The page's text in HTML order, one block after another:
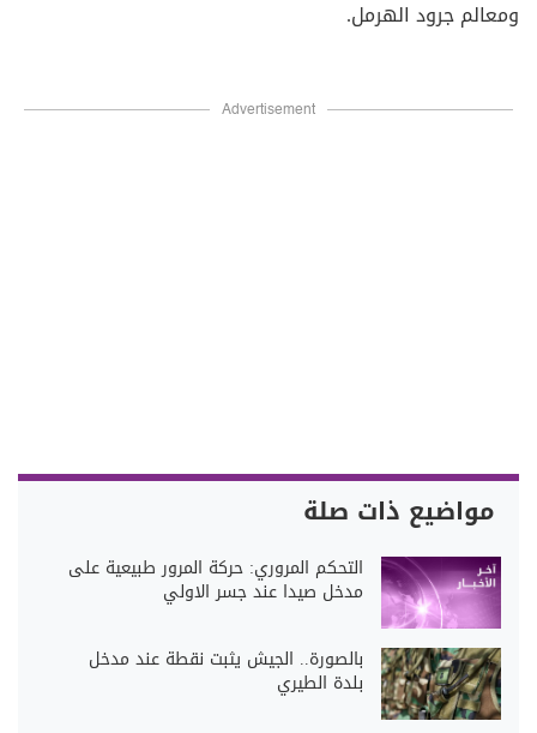
ومعالم جرود الهرمل.
Advertisement
مواضيع ذات صلة
التحكم المروري: حركة المرور طبيعية على
مدخل صيدا عند جسر الاولي
بالصورة.. الجيش يثبت نقطة عند مدخل
بلدة الطيري